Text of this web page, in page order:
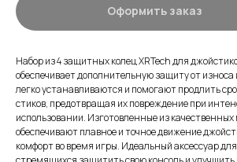
Оформить заказ
Набор из 4 защитных колец XRTech для
обеспечивает дополнительную защиту от
легко устанавливаются и помогают продлить
стиков, предотвращая их повреждение при
использовании. Изготовленные из
обеспечивают плавное и точное движение
комфорт во время игры. Идеальный аксессуар